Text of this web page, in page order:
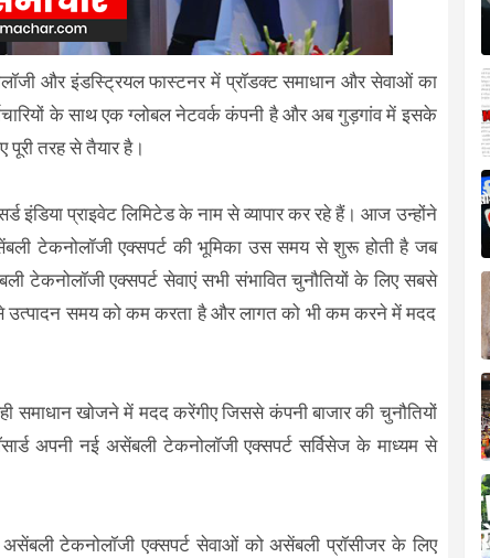
और इंडस्ट्रियल फास्टनर में प्रॉडक्ट समाधान और सेवाओं का
के साथ एक ग्लोबल नेटवर्क कंपनी है और अब गुड़गांव में इसके
तरह से तैयार है।
इंडिया प्राइवेट लिमिटेड के नाम से व्यापार कर रहे हैं। आज उन्होंने
टेकनोलॉजी एक्सपर्ट की भूमिका उस समय से शुरू होती है जब
टेकनोलॉजी एक्सपर्ट सेवाएं सभी संभावित चुनौतियों के लिए सबसे
उत्पादन समय को कम करता है और लागत को भी कम करने में मदद
समाधान खोजने में मदद करेंगीए जिससे कंपनी बाजार की चुनौतियों
अपनी नई असेंबली टेकनोलॉजी एक्सपर्ट सर्विसेज के माध्यम से
टेकनोलॉजी एक्सपर्ट सेवाओं को असेंबली प्रॉसीजर के लिए